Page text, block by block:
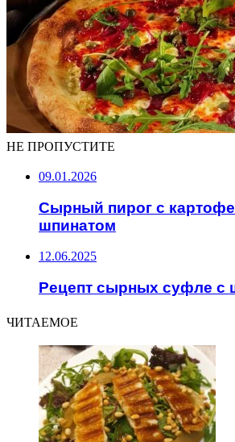
НЕ ПРОПУСТИТЕ
09.01.2026
Сырный пирог с
шпинатом
12.06.2025
Рецепт сырных суфле с
ЧИТАЕМОЕ